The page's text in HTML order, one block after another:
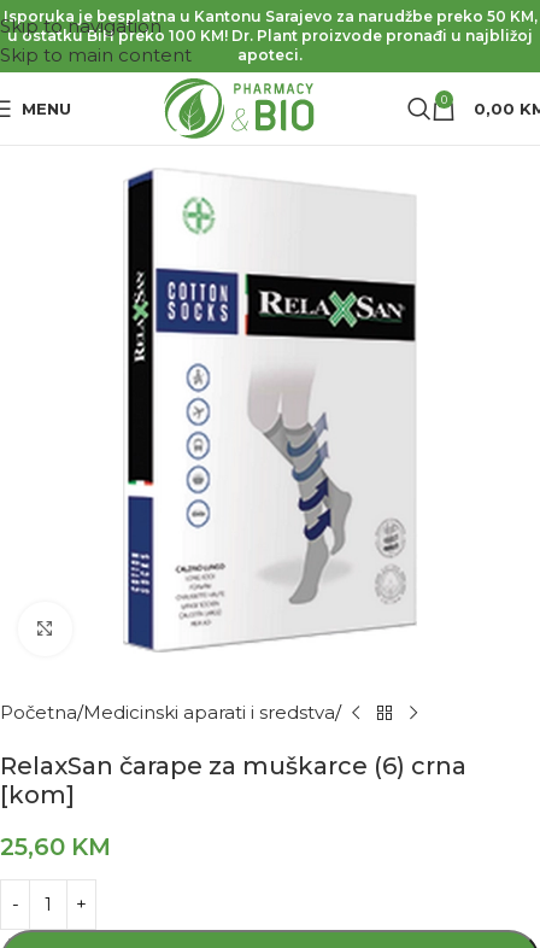
Skip to navigation
Skip to main content
Isporuka je besplatna u Kantonu Sarajevo za narudžbe preko 50 KM,
u ostatku BiH preko 100 KM! Dr. Plant proizvode pronađi u najbližoj
apoteci.
MENU 0 0,00
Kliknite za povećanje
Početna Medicinski aparati i sredstva
RelaxSan čarape za muškarce (6) crna
[kom]
25,60 KM